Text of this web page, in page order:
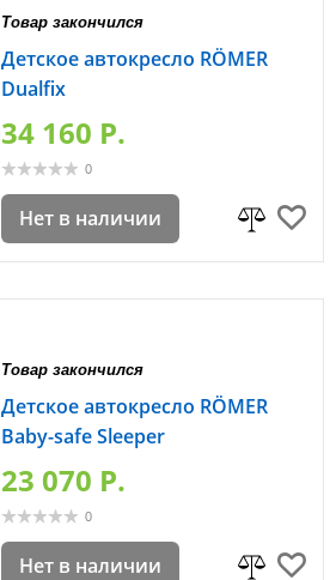
Товар закончился
Детское автокресло RÖMER
Dualfix
34 160 P.
0
Нет в наличии
Товар закончился
Детское автокресло RÖMER
Baby-safe Sleeper
23 070 P.
0
Нет в наличии